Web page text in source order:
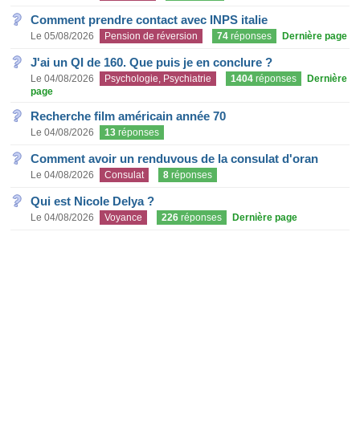
Comment prendre contact avec INPS italie
Le 05/08/2026 Pension de réversion 74 réponses Dernière page
J'ai un QI de 160. Que puis je en conclure ?
Le 04/08/2026 Psychologie, Psychiatrie 1404 réponses
Dernière
page
Recherche film américain année 70
Le 04/08/2026 13 réponses
Comment avoir un renduvous de la consulat d'oran
Le 04/08/2026 Consulat 8 réponses
Qui est Nicole Delya ?
Le 04/08/2026 Voyance 226 réponses Dernière page